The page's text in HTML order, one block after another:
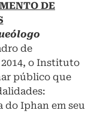
DE
de
o Instituto
público que
do Iphan em seu